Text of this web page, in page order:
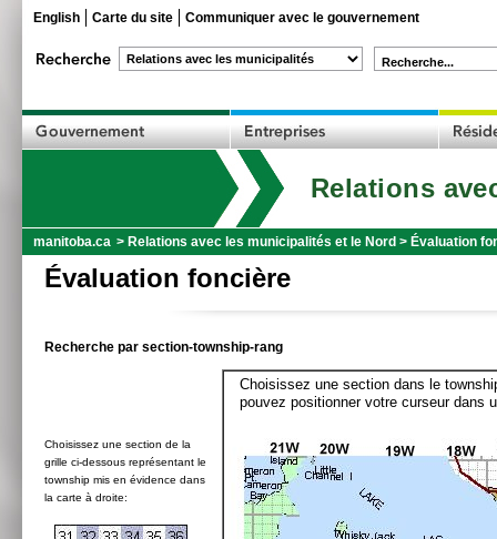
English Carte du site Communiquer avec le gouvernement
Recherche...
Relations
manitoba.ca > Relations avec les municipalités et le Nord > Évaluation
Évaluation foncière
Recherche par section-township-rang
Choisissez une section de la
grille ci-dessous représentant le
township mis en évidence dans
la carte à droite:
Choisissez une section dans le
pouvez positionner votre curseur dans